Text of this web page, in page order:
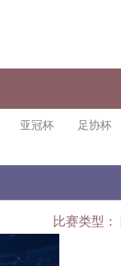
亚冠杯 足协杯
比赛类型：